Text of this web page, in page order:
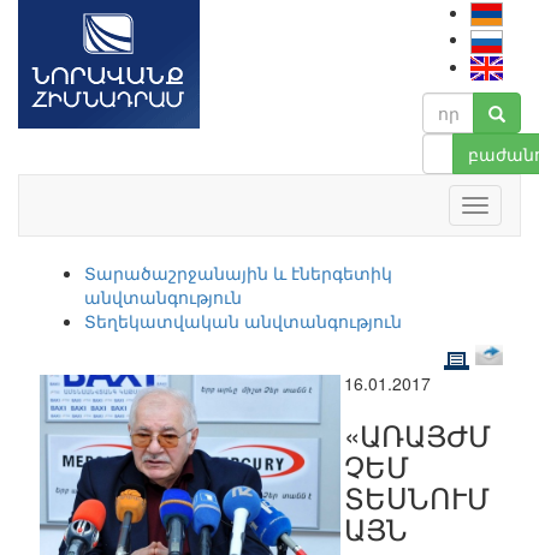
Տարածաշրջանային և էներգետիկ
անվտանգություն
Տեղեկատվական անվտանգություն
16.01.2017
«ԱՌԱՅԺՄ
ՉԵՄ
ՏԵՍՆՈՒՄ
ԱՅՆ